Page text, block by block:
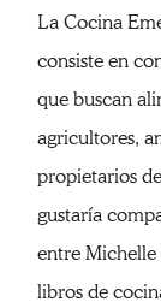
La Cocina
consiste en
que buscan
agricultores,
propietarios
gustaría
entre
libros de